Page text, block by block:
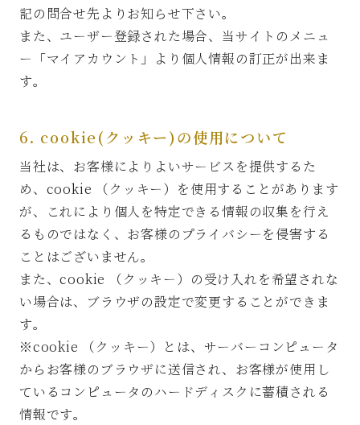
記の問合せ先よりお知らせ下さい。
また、ユーザー登録された場合、当サイトのメニュ
ー「マイアカウント」より個人情報の訂正が出来ま
す。
6. cookie(クッキー)の使用について
当社は、お客様によりよいサービスを提供するた
め、cookie （クッキー）を使用することがあります
が、これにより個人を特定できる情報の収集を行え
るものではなく、お客様のプライバシーを侵害する
ことはございません。
また、cookie （クッキー）の受け入れを希望されな
い場合は、ブラウザの設定で変更することができま
す。
※cookie （クッキー）とは、サーバーコンピュータ
からお客様のブラウザに送信され、お客様が使用し
ているコンピュータのハードディスクに蓄積される
情報です。